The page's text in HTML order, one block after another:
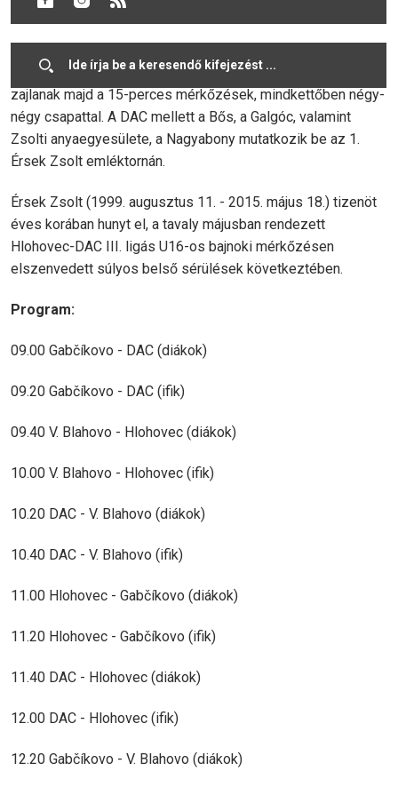
küzdelmek.
Két korosztályban - idősebb diákok és fiatalabb ifik -
zajlanak majd a 15-perces mérkőzések, mindkettőben négy-
négy csapattal. A DAC mellett a Bős, a Galgóc, valamint
Zsolti anyaegyesülete, a Nagyabony mutatkozik be az 1.
Érsek Zsolt emléktornán.
Érsek Zsolt (1999. augusztus 11. - 2015. május 18.) tizenöt
éves korában hunyt el, a tavaly májusban rendezett
Hlohovec-DAC III. ligás U16-os bajnoki mérkőzésen
elszenvedett súlyos belső sérülések következtében.
Program:
09.00 Gabčíkovo - DAC (diákok)
09.20 Gabčíkovo - DAC (ifik)
09.40 V. Blahovo - Hlohovec (diákok)
10.00 V. Blahovo - Hlohovec (ifik)
10.20 DAC - V. Blahovo (diákok)
10.40 DAC - V. Blahovo (ifik)
11.00 Hlohovec - Gabčíkovo (diákok)
11.20 Hlohovec - Gabčíkovo (ifik)
11.40 DAC - Hlohovec (diákok)
12.00 DAC - Hlohovec (ifik)
12.20 Gabčíkovo - V. Blahovo (diákok)